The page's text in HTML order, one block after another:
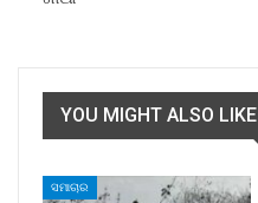
YOU MIGHT ALSO LIKE
ସମାଚାର